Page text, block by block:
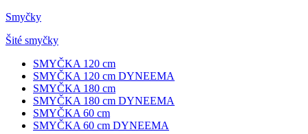
Smyčky
Šité smyčky
SMYČKA 120 cm
SMYČKA 120 cm DYNEEMA
SMYČKA 180 cm
SMYČKA 180 cm DYNEEMA
SMYČKA 60 cm
SMYČKA 60 cm DYNEEMA